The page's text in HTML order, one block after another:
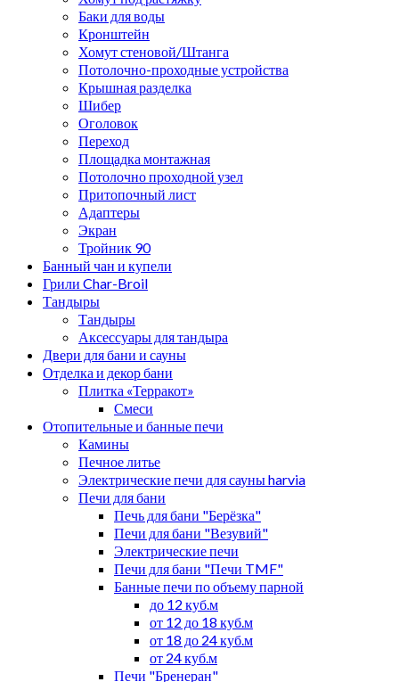
Баки для воды
Кронштейн
Хомут стеновой/Штанга
Потолочно-проходные устройства
Крышная разделка
Шибер
Оголовок
Переход
Площадка монтажная
Потолочно проходной узел
Притопочный лист
Адаптеры
Экран
Тройник 90
Банный чан и купели
Грили Char-Broil
Тандыры
Тандыры
Аксессуары для тандыра
Двери для бани и сауны
Отделка и декор бани
Плитка «Терракот»
Смеси
Отопительные и банные печи
Камины
Печное литье
Электрические печи для сауны harvia
Печи для бани
Печь для бани "Берёзка"
Печи для бани "Везувий"
Электрические печи
Печи для бани "Печи TMF"
Банные печи по объему парной
до 12 куб.м
от 12 до 18 куб.м
от 18 до 24 куб.м
от 24 куб.м
Печи "Бренеран"